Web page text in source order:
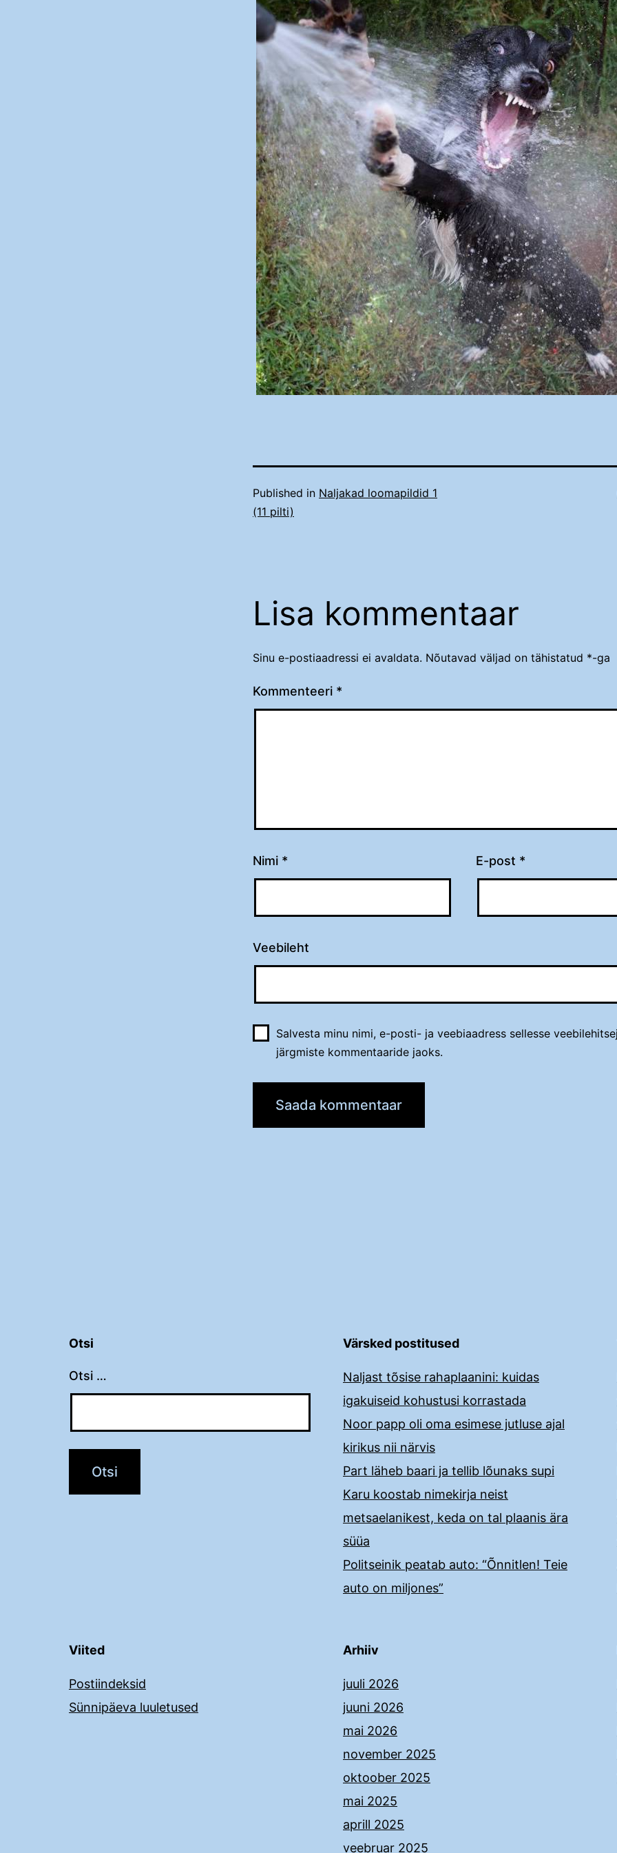
Published in Naljakad loomapildid 1
(11 pilti)
Lisa kommentaar
Sinu e-postiaadressi ei avaldata. Nõutavad väljad on tähistatud *-ga
Kommenteeri *
Nimi * E-post *
Veebileht
Salvesta minu nimi, e-posti- ja veebiaadress sellesse
järgmiste kommentaaride jaoks.
Otsi
Otsi …
Värsked postitused
Naljast tõsise rahaplaanini: kuidas
igakuiseid kohustusi korrastada
Noor papp oli oma esimese jutluse ajal
kirikus nii närvis
Part läheb baari ja tellib lõunaks supi
Karu koostab nimekirja neist
metsaelanikest, keda on tal plaanis ära
süüa
Politseinik peatab auto: “Õnnitlen! Teie
auto on miljones”
Viited
Postiindeksid
Sünnipäeva luuletused
Arhiiv
juuli 2026
juuni 2026
mai 2026
november 2025
oktoober 2025
mai 2025
aprill 2025
veebruar 2025